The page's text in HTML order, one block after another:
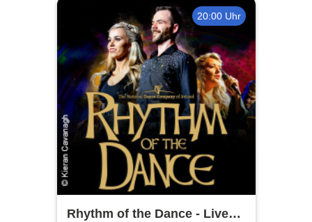
20:00 Uhr
Rhythm of the Dance - Live